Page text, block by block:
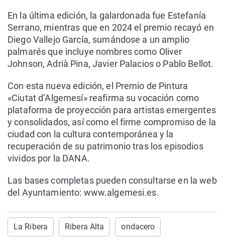
En la última edición, la galardonada fue Estefanía
Serrano, mientras que en 2024 el premio recayó en
Diego Vallejo García, sumándose a un amplio
palmarés que incluye nombres como Oliver
Johnson, Adrià Pina, Javier Palacios o Pablo Bellot.
Con esta nueva edición, el Premio de Pintura
«Ciutat d’Algemesí» reafirma su vocación como
plataforma de proyección para artistas emergentes
y consolidados, así como el firme compromiso de la
ciudad con la cultura contemporánea y la
recuperación de su patrimonio tras los episodios
vividos por la DANA.
Las bases completas pueden consultarse en la web
del Ayuntamiento: www.algemesi.es.
La Ribera Ribera Alta ondacero